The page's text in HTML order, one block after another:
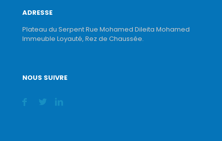
ADRESSE
Plateau du Serpent Rue Mohamed Dileita Mohamed
Immeuble Loyauté, Rez de Chaussée.
NOUS SUIVRE